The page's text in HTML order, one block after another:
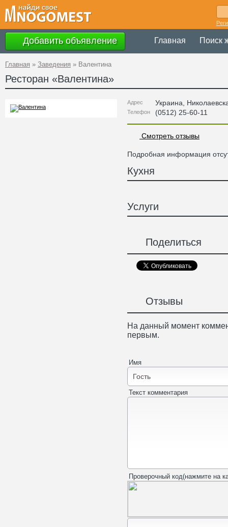
Добавить объявление Главная Поиск
Главная » Заведения » Валентина
Ресторан «Валентина»
Адрес Украина
Телефон (0512) 25-60-11
Смотреть отзывы
Подробная информация
Кухня
Услуги
Поделиться
Отзывы
На данный момент
первым.
Имя
Текст комментария
Проверочный код(нажмите на